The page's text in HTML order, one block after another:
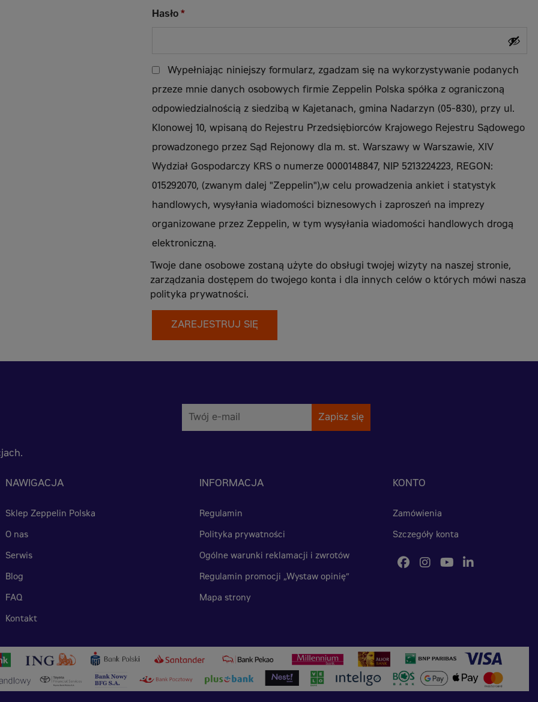
Hasło*Wymagane
Wypełniając niniejszy formularz, zgadzam się na wykorzystywanie podanych
przeze mnie danych osobowych firmie Zeppelin Polska spółka z ograniczoną
odpowiedzialnością z siedzibą w Kajetanach, gmina Nadarzyn (05-830), przy ul.
Klonowej 10, wpisaną do Rejestru Przedsiębiorców Krajowego Rejestru Sądowego
prowadzonego przez Sąd Rejonowy dla m. st. Warszawy w Warszawie, XIV
Wydział Gospodarczy KRS o numerze 0000148847, NIP 5213224223, REGON:
015292070, (zwanym dalej "Zeppelin"),w celu prowadzenia ankiet i statystyk
handlowych, wysyłania wiadomości biznesowych i zaproszeń na imprezy
organizowane przez Zeppelin, w tym wysyłania wiadomości handlowych drogą
elektroniczną.
Twoje dane osobowe zostaną użyte do obsługi twojej wizyty na naszej stronie,
zarządzania dostępem do twojego konta i dla innych celów o których mówi nasza
polityka prywatności.
ZAREJESTRUJ SIĘ
NAWIGACJA
Sklep Zeppelin Polska
O nas
Serwis
Blog
FAQ
Kontakt
INFORMACJA
Regulamin
Polityka prywatności
Ogólne warunki reklamacji i zwrotów
Regulamin promocji „Wystaw opinię”
Mapa strony
KONTO
Zamówienia
Szczegóły konta